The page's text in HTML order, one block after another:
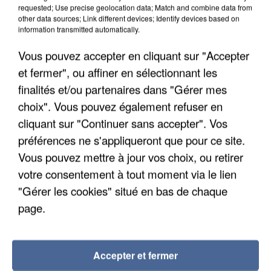
APRÈS TOUTES CES CANICULES, LES REFUGES
DE FAUNE SAUVAGE SONT...
requested; Use precise geolocation data; Match and combine data from
other data sources; Link different devices; Identify devices based on
information transmitted automatically.
Vous pouvez accepter en cliquant sur "Accepter
et fermer", ou affiner en sélectionnant les
finalités et/ou partenaires dans "Gérer mes
choix". Vous pouvez également refuser en
cliquant sur "Continuer sans accepter". Vos
préférences ne s'appliqueront que pour ce site.
Vous pouvez mettre à jour vos choix, ou retirer
votre consentement à tout moment via le lien
"Gérer les cookies" situé en bas de chaque
page.
Accepter et fermer